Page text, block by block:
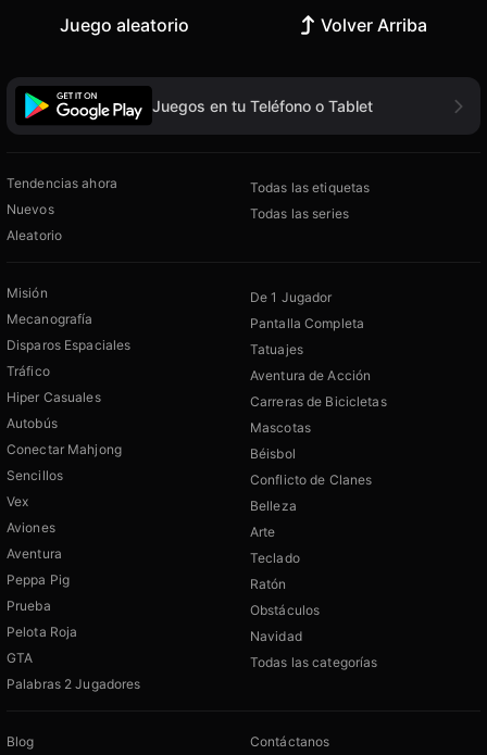
Juego aleatorio Volver Arriba
Juegos en tu Teléfono o Tablet
Tendencias ahora
Nuevos
Aleatorio
Todas las etiquetas
Todas las series
Misión
Mecanografía
Disparos Espaciales
Tráfico
Hiper Casuales
Autobús
Conectar Mahjong
Sencillos
Vex
Aviones
Aventura
Peppa Pig
Prueba
Pelota Roja
GTA
Palabras 2 Jugadores
De 1 Jugador
Pantalla Completa
Tatuajes
Aventura de Acción
Carreras de Bicicletas
Mascotas
Béisbol
Conflicto de Clanes
Belleza
Arte
Teclado
Ratón
Obstáculos
Navidad
Todas las categorías
Blog Contáctanos